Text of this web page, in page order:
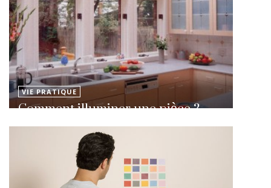
VIE PRATIQUE
Comment illuminer une pièce ?